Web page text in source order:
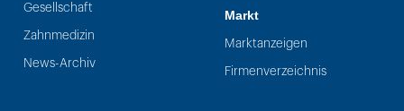
Gesellschaft
Zahnmedizin
News-Archiv
Markt
Marktanzeigen
Firmenverzeichnis